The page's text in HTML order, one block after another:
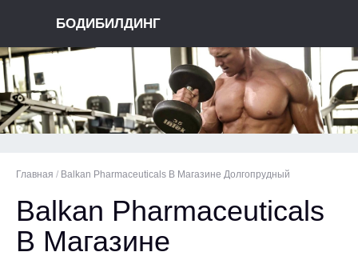
БОДИБИЛДИНГ
Главная / Balkan Pharmaceuticals В Магазине Долгопрудный
Balkan Pharmaceuticals
В Магазине